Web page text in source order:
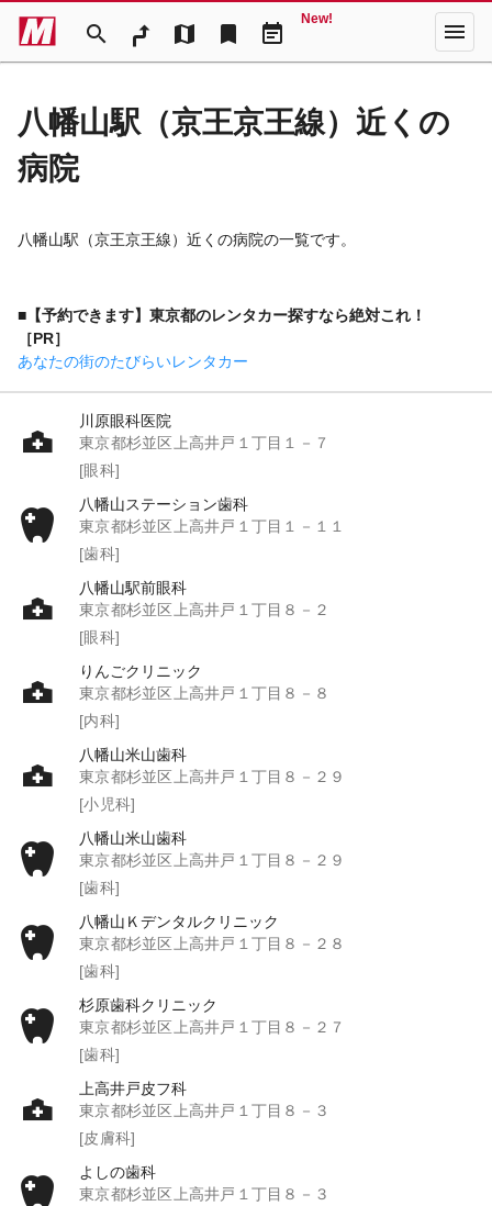
search map bookmark event_note
New! menu
八幡山駅（京王京王線）近くの
病院
八幡山駅（京王京王線）近くの病院の一覧です。
■【予約できます】東京都のレンタカー探すなら絶対これ！
［PR］
あなたの街のたびらいレンタカー
川原眼科医院
東京都杉並区上高井戸１丁目１－７
[眼科]
八幡山ステーション歯科
東京都杉並区上高井戸１丁目１－１１
[歯科]
八幡山駅前眼科
東京都杉並区上高井戸１丁目８－２
[眼科]
りんごクリニック
東京都杉並区上高井戸１丁目８－８
[内科]
八幡山米山歯科
東京都杉並区上高井戸１丁目８－２９
[小児科]
八幡山米山歯科
東京都杉並区上高井戸１丁目８－２９
[歯科]
八幡山Ｋデンタルクリニック
東京都杉並区上高井戸１丁目８－２８
[歯科]
杉原歯科クリニック
東京都杉並区上高井戸１丁目８－２７
[歯科]
上高井戸皮フ科
東京都杉並区上高井戸１丁目８－３
[皮膚科]
よしの歯科
東京都杉並区上高井戸１丁目８－３